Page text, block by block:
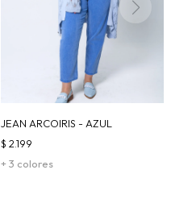
JEAN ARCOIRIS - AZUL
+ 3 colores
$ 2.199